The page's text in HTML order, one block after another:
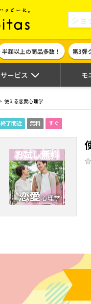
ポイント貯めて現金
半額以上の商品多数！ 第3弾
サービス モ
使える恋愛心理学
終了間近 無料 すぐ